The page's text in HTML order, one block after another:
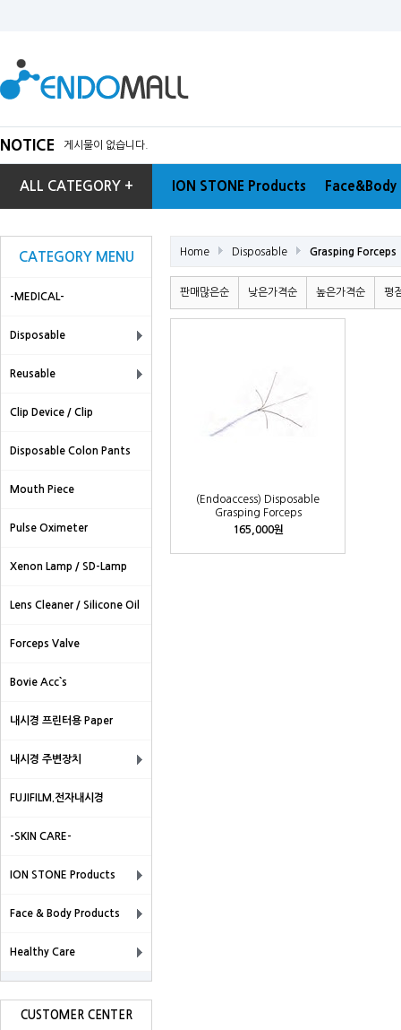
NOTICE 게시물이 없습니다.
ALL CATEGORY + ION STONE Products
CATEGORY MENU
-MEDICAL-
Disposable
Reusable
Clip Device / Clip
Disposable Colon Pants
Mouth Piece
Pulse Oximeter
Xenon Lamp / SD-Lamp
Lens Cleaner / Silicone Oil
Forceps Valve
Bovie Acc`s
내시경 프린터용 Paper
내시경 주변장치
FUJIFILM.전자내시경
-SKIN CARE-
ION STONE Products
Face & Body Products
Healthy Care
CUSTOMER CENTER
Home Disposable Grasping Forceps
판매많은순 낮은가격순 높은가격순 평
(Endoaccess) Disposable
Grasping Forceps
165,000원